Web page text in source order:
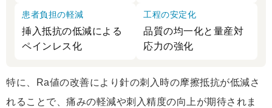
患者負担の軽減
挿入抵抗の低減による
ペインレス化
工程の安定化
品質の均一化と量産対
応力の強化
特に、Ra値の改善により針の刺入時の摩擦抵抗が低減さ
れることで、痛みの軽減や刺入精度の向上が期待されま